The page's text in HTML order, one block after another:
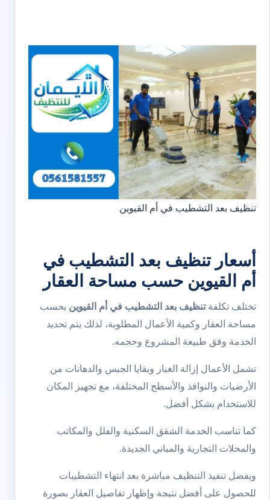
تنظيف بعد التشطيب في أم القيوين
أسعار تنظيف بعد التشطيب في
أم القيوين حسب مساحة العقار
تختلف تكلفةتنظيف بعد التشطيب في أم القيوين بحسب
مساحة العقار وكمية الأعمال المطلوبة، لذلك يتم تحديد
الخدمة وفق طبيعة المشروع وحجمه.
تشمل الأعمال إزالة الغبار وبقايا الجبس والدهانات من
الأرضيات والنوافذ والأسطح المختلفة، مع تجهيز المكان
للاستخدام بشكل أفضل.
كما تناسب الخدمة الشقق السكنية والفلل والمكاتب
والمحلات التجارية والمباني الجديدة.
ويفضل تنفيذ التنظيف مباشرة بعد انتهاء التشطيبات
للحصول على أفضل نتيجة وإظهار تفاصيل العقار بصورة